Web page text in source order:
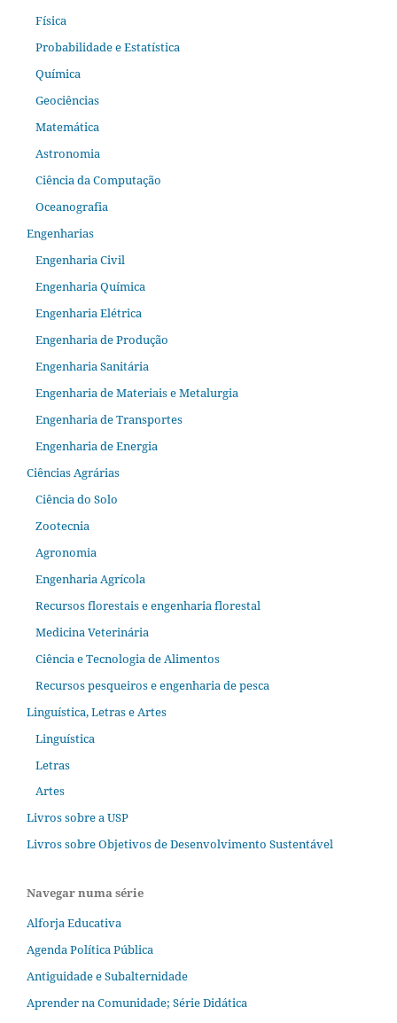
Física
Probabilidade e Estatística
Química
Geociências
Matemática
Astronomia
Ciência da Computação
Oceanografia
Engenharias
Engenharia Civil
Engenharia Química
Engenharia Elétrica
Engenharia de Produção
Engenharia Sanitária
Engenharia de Materiais e Metalurgia
Engenharia de Transportes
Engenharia de Energia
Ciências Agrárias
Ciência do Solo
Zootecnia
Agronomia
Engenharia Agrícola
Recursos florestais e engenharia florestal
Medicina Veterinária
Ciência e Tecnologia de Alimentos
Recursos pesqueiros e engenharia de pesca
Linguística, Letras e Artes
Linguística
Letras
Artes
Livros sobre a USP
Livros sobre Objetivos de Desenvolvimento Sustentável
Navegar numa série
Alforja Educativa
Agenda Política Pública
Antiguidade e Subalternidade
Aprender na Comunidade; Série Didática